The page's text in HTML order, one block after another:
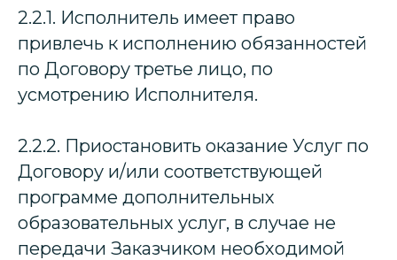
2.2.1. Исполнитель имеет право
привлечь к исполнению обязанностей
по Договору третье лицо, по
усмотрению Исполнителя.
2.2.2. Приостановить оказание Услуг по
Договору и/или соответствующей
программе дополнительных
образовательных услуг, в случае не
передачи Заказчиком необходимой